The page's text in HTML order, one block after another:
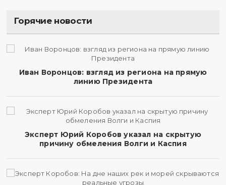
Горячие новости
Иван Воронцов: взгляд из региона на прямую
линию Президента
Эксперт Юрий Коробов указал на скрытую
причину обмеления Волги и Каспия